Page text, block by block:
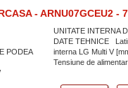
- ARNU07GCEU2 -
PODEA
UNITATE INTERNA
DATE TEHNICE
interna LG Multi V
Tensiune de